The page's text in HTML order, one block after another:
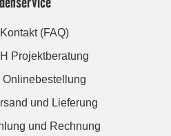
(FAQ)
Projektberatung
Onlinebestellung
und Lieferung
und Rechnung